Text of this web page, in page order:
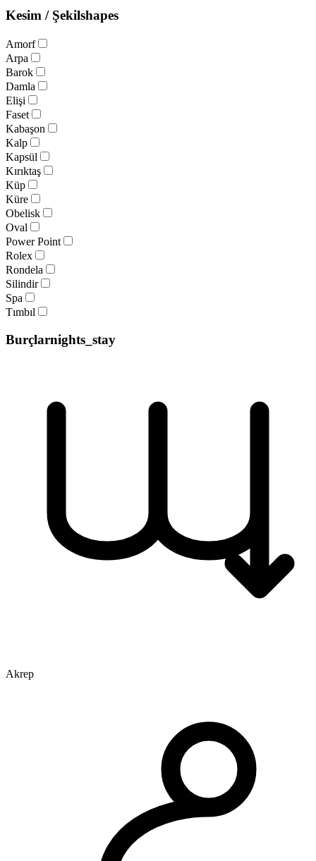
Kesim / Şekilshapes
Amorf
Arpa
Barok
Damla
Elişi
Faset
Kabaşon
Kalp
Kapsül
Kırıktaş
Küp
Küre
Obelisk
Oval
Power Point
Rolex
Rondela
Silindir
Spa
Tımbıl
Burçlarnights_stay
Akrep